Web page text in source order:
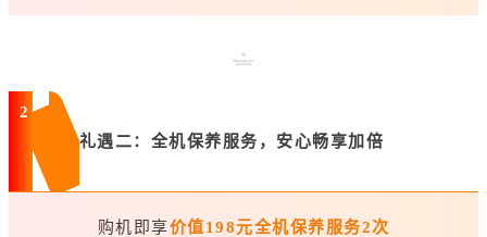
2
礼遇二：全机保养服务，安心畅享加倍
购机即享价值198元全机保养服务2次